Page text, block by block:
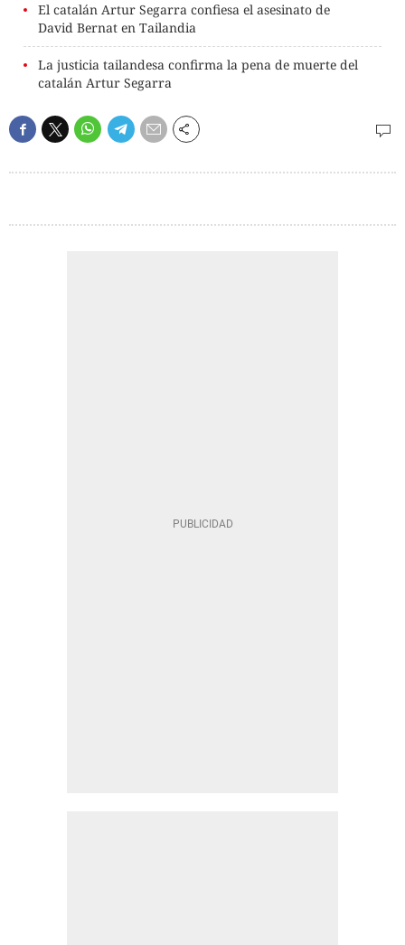
El catalán Artur Segarra confiesa el asesinato de
David Bernat en Tailandia
La justicia tailandesa confirma la pena de muerte del
catalán Artur Segarra